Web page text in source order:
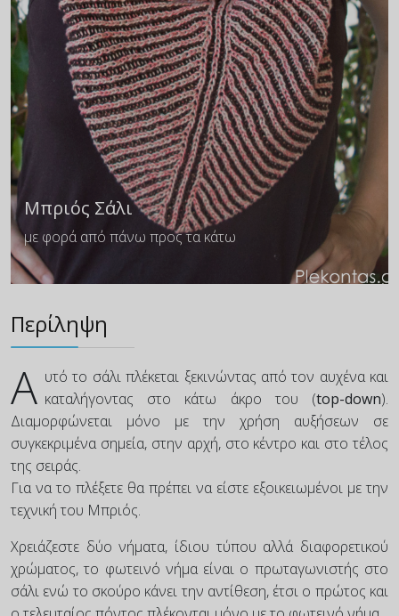
Μπριός Σάλι
με φορά από πάνω προς τα κάτω
Περίληψη
Α υτό το σάλι πλέκεται ξεκινώντας από τον αυχένα και
καταλήγοντας στο κάτω άκρο του (top-down).
Διαμορφώνεται μόνο με την χρήση αυξήσεων σε
συγκεκριμένα σημεία, στην αρχή, στο κέντρο και στο τέλος
της σειράς.
Για να το πλέξετε θα πρέπει να είστε εξοικειωμένοι με την
τεχνική του Μπριός.
Χρειάζεστε δύο νήματα, ίδιου τύπου αλλά διαφορετικού
χρώματος, το φωτεινό νήμα είναι ο πρωταγωνιστής στο
σάλι ενώ το σκούρο κάνει την αντίθεση, έτσι ο πρώτος και